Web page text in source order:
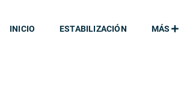
MÁS
INICIO ESTABILIZACIÓN